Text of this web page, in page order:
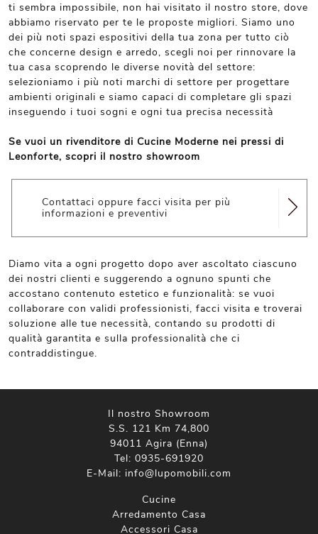
ti sembra impossibile, non hai visitato il nostro store, dove
abbiamo riservato per te le proposte migliori. Siamo uno
dei più noti spazi espositivi della tua zona per tutto ciò
che concerne design e arredo, scegli noi per rinnovare la
tua casa scoprendo le diverse novità del settore:
selezioniamo i più noti marchi di settore per progettare
ambienti originali e siamo capaci di completare gli spazi
inseguendo i tuoi sogni e ogni tua precisa necessità
Se vuoi un rivenditore di Cucine Moderne nei pressi di
Leonforte, scopri il nostro showroom
Contattaci oppure facci visita per più
informazioni e preventivi
Diamo vita a ogni progetto dopo aver ascoltato ciascuno
dei nostri clienti e suggerendo a ognuno spunti che
accostano contenuto estetico e funzionalità: se vuoi
collaborare con validi professionisti, facci visita e troverai
soluzione alle tue necessità, contando su prodotti di
qualità garantita e sulla professionalità che ci
contraddistingue.
Il nostro Showroom
S.S. 121 Km 74,800
94011 Agira (Enna)
Tel: 0935-691920
E-Mail: info@lupomobili.com
Cucine
Arredamento Casa
Accessori Casa